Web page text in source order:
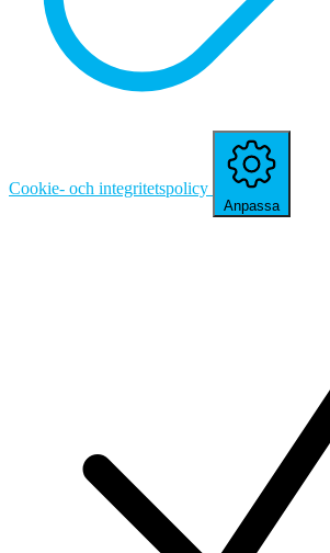
Cookie- och integritetspolicy
Anpassa